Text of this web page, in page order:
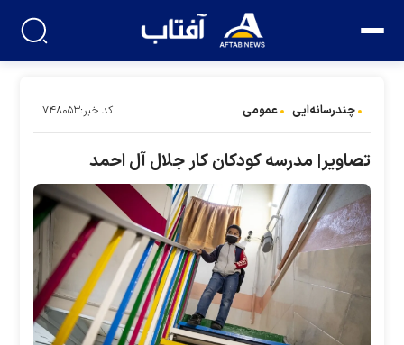
چندرسانه‌ایی عمومی کد خبر:۷۴۸۰۵۳
تصاویر| مدرسه کودکان کار جلال آل احمد